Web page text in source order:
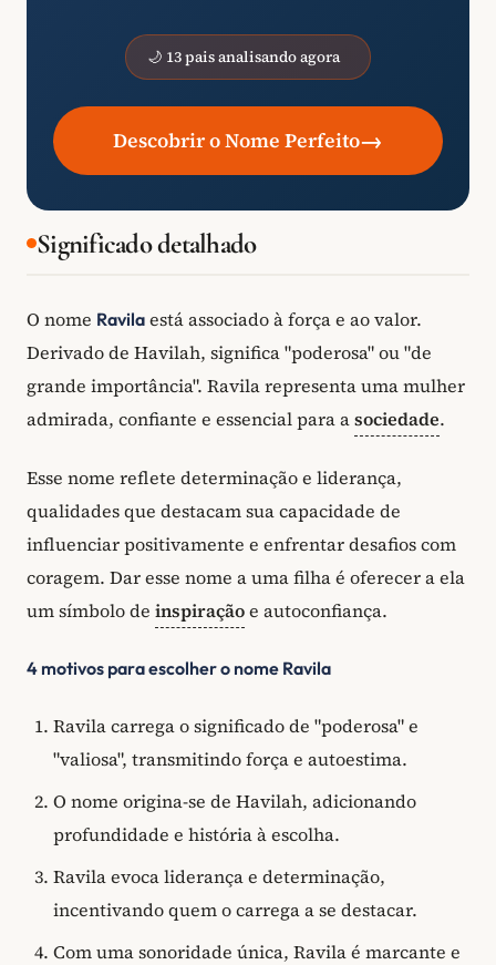
🌙 13 pais analisando agora
Descobrir o Nome Perfeito→
Significado detalhado
O nome Ravila está associado à força e ao valor.
Derivado de Havilah, significa "poderosa" ou "de
grande importância". Ravila representa uma mulher
admirada, confiante e essencial para asociedade.
Esse nome reflete determinação e liderança,
qualidades que destacam sua capacidade de
influenciar positivamente e enfrentar desafios com
coragem. Dar esse nome a uma filha é oferecer a ela
um símbolo de inspiraçãoe autoconfiança.
4 motivos para escolher o nome Ravila
Ravila carrega o significado de "poderosa" e
"valiosa", transmitindo força e autoestima.
O nome origina-se de Havilah, adicionando
profundidade e história à escolha.
Ravila evoca liderança e determinação,
incentivando quem o carrega a se destacar.
Com uma sonoridade única, Ravila é marcante e